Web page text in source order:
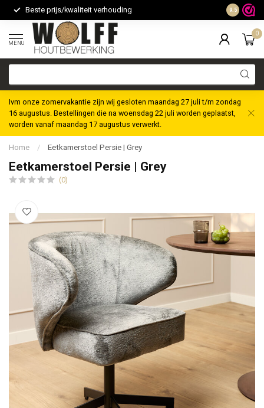
Beste prijs/kwaliteit verhouding Maatwerk
9.5
MENU
0
Ivm onze zomervakantie zijn wij gesloten maandag 27 juli t/m zondag
16 augustus. Bestellingen die na woensdag 22 juli worden geplaatst,
worden vanaf maandag 17 augustus verwerkt.
Home / Eetkamerstoel Persie | Grey
Eetkamerstoel Persie | Grey
(0)